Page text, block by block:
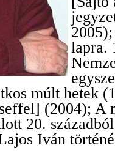
lapra.
múlt hetek
(2004); A
20.
Iván